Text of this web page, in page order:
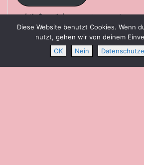
Schließe dich 36 anderen
Diese Website benutzt Cookies. Wenn
nutzt, gehen wir von deinem
OK
Nein